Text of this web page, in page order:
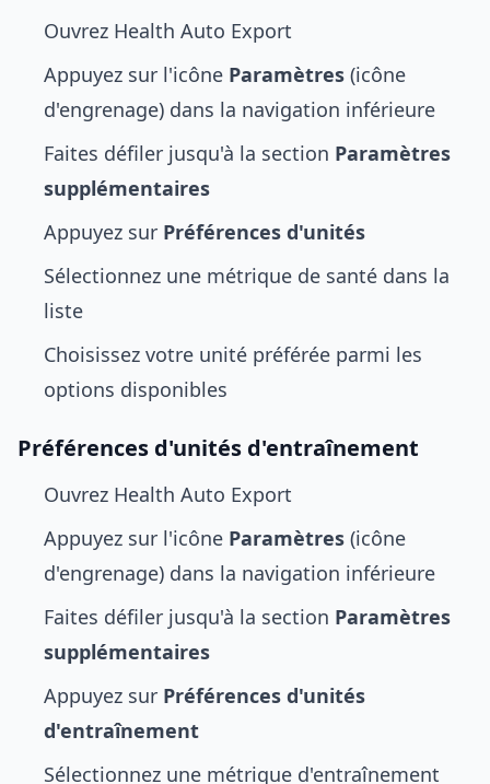
Ouvrez Health Auto Export
Appuyez sur l'icône Paramètres (icône
d'engrenage) dans la navigation inférieure
Faites défiler jusqu'à la section Paramètres
supplémentaires
Appuyez sur Préférences d'unités
Sélectionnez une métrique de santé dans la
liste
Choisissez votre unité préférée parmi les
options disponibles
Préférences d'unités d'entraînement
Ouvrez Health Auto Export
Appuyez sur l'icône Paramètres (icône
d'engrenage) dans la navigation inférieure
Faites défiler jusqu'à la section Paramètres
supplémentaires
Appuyez sur Préférences d'unités
d'entraînement
Sélectionnez une métrique d'entraînement